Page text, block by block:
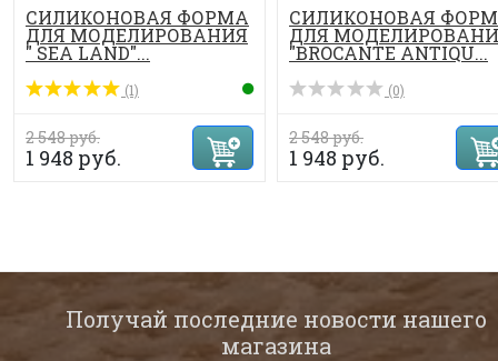
СИЛИКОНОВАЯ ФОРМА
ДЛЯ МОДЕЛИРОВАНИЯ
" SEA LAND"...
(1)
2 548 руб.
1 948 руб.
СИЛИКОНОВАЯ
ДЛЯ
"BROCANTE ANTIQU...
(0)
2 548 руб.
1 948 руб.
Получай последние новости нашего
магазина